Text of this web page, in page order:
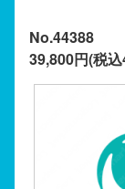
No.44388
39,800円(税